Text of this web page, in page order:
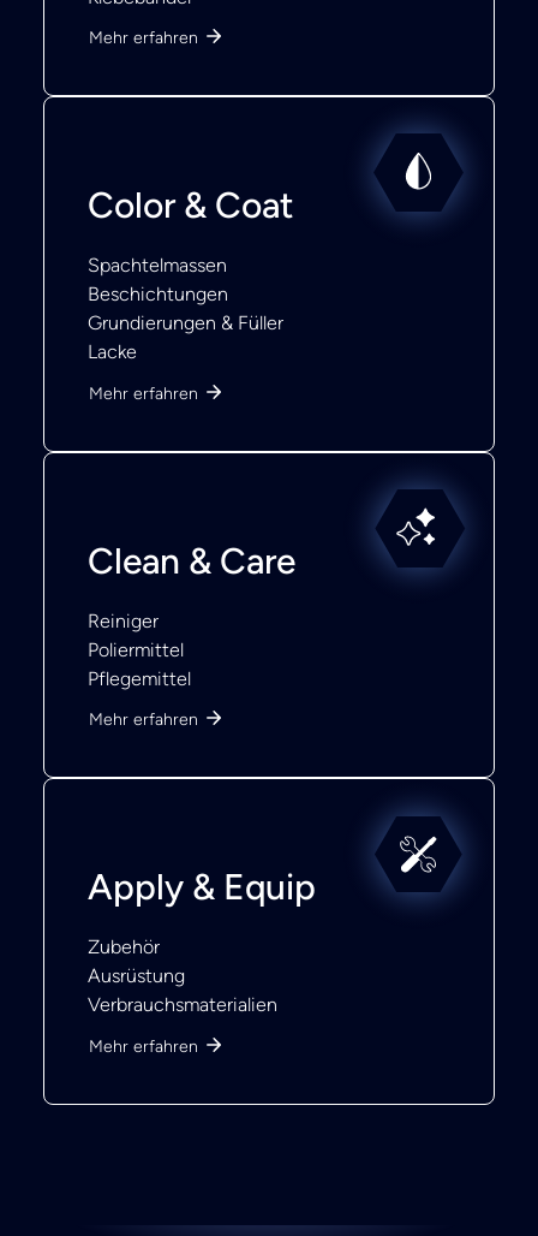
Mehr erfahren
Color & Coat
Spachtelmassen
Beschichtungen
Grundierungen & Füller
Lacke
Mehr erfahren
Clean & Care
Reiniger
Poliermittel
Pflegemittel
Mehr erfahren
Apply & Equip
Zubehör
Ausrüstung
Verbrauchsmaterialien
Mehr erfahren